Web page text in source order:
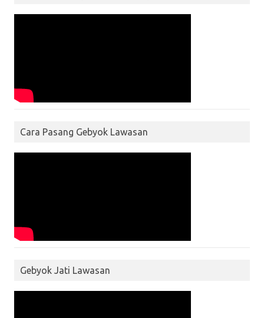
Cara Pasang Gebyok Lawasan
Gebyok Jati Lawasan